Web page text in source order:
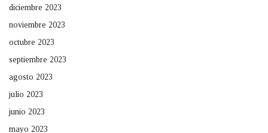
diciembre 2023
noviembre 2023
octubre 2023
septiembre 2023
agosto 2023
julio 2023
junio 2023
mayo 2023